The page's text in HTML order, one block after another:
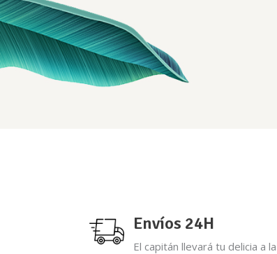
Envíos 24H
El capitán llevará tu delicia a